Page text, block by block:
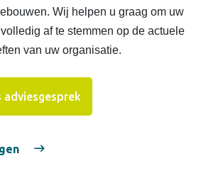
Wij helpen u graag om uw
af te stemmen op de actuele
van uw organisatie.
adviesgesprek